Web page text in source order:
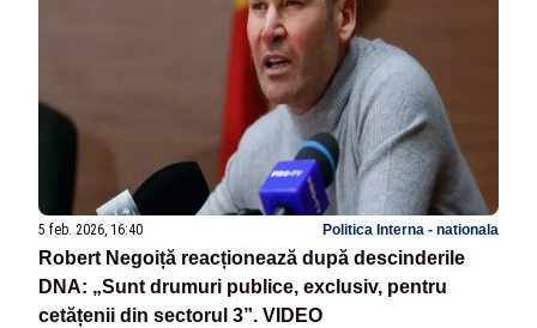
5 feb. 2026, 16:40 Politica Interna - nationala
Robert Negoiță reacționează după descinderile
DNA: „Sunt drumuri publice, exclusiv, pentru
cetățenii din sectorul 3”. VIDEO